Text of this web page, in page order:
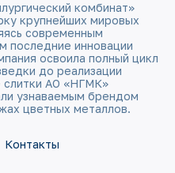
комбинат»
крупнейших мировых
современным
последние инновации
освоила полный цикл
до реализации
слитки АО «НГМК»
узнаваемым брендом
цветных металлов.
Контакты